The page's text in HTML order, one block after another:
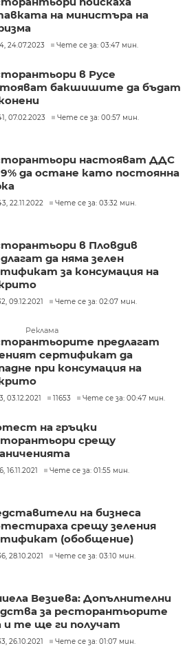
на министъра на
24.07.2023 Чете се за: 03:47 мин.
в Русе
бакшишите да бъдат
07.02.2023 Чете се за: 00:57 мин.
настояват ДДС
да остане като постоянна
22.11.2022 Чете се за: 03:32 мин.
в Пловдив
да няма зелен
за консумация на
09.12.2021 Чете се за: 02:07 мин.
Реклама
предлагат
сертификат да
при консумация на
03.12.2021 11653 Чете се за: 00:47 мин.
на гръцки
срещу
16.11.2021 Чете се за: 01:55 мин.
на бизнеса
срещу зеления
(обобщение)
28.10.2021 Чете се за: 03:10 мин.
Везиева: Допълнителни
за ресторантьорите
и те ще ги получат
26.10.2021 Чете се за: 01:07 мин.